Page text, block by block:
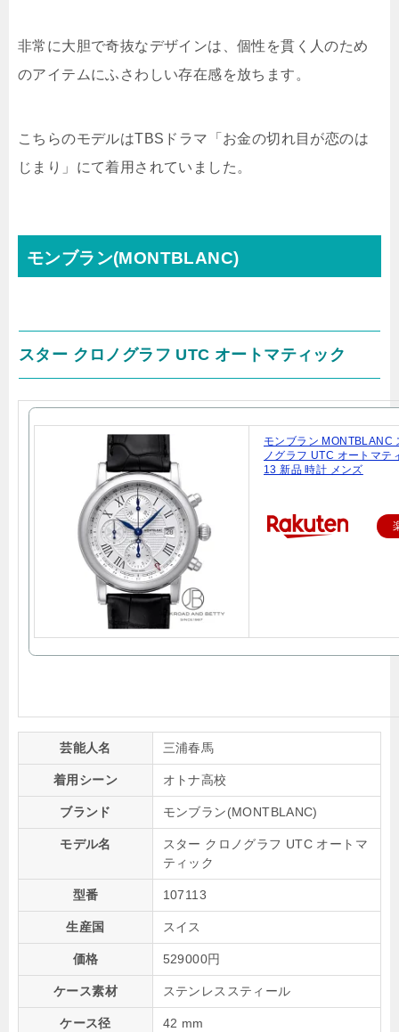
非常に大胆で奇抜なデザインは、個性を貫く人のため
のアイテムにふさわしい存在感を放ちます。
こちらのモデルはTBSドラマ「お金の切れ目が恋のは
じまり」にて着用されていました。
モンブラン(MONTBLANC)
スター クロノグラフ UTC オートマティック
モンブラン MONTBLANC
ノグラフ UTC オートマテ
13 新品 時計 メンズ
芸能人名 三浦春馬
着用シーン オトナ高校
ブランド モンブラン(MONTBLANC)
モデル名
スター クロノグラフ UTC オートマ
ティック
型番 107113
生産国 スイス
価格 529000円
ケース素材 ステンレススティール
ケース径 42 mm